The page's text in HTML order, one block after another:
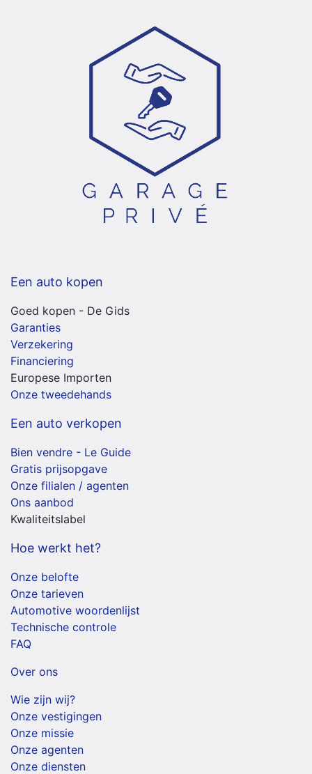
Een auto kopen
Goed kopen - De Gids
Garanties
Verzekering
Financiering
Europese Importen
Onze tweedehands
Een auto verkopen
Bien vendre - Le Guide
Gratis prijsopgave
Onze filialen / agenten
Ons aanbod
Kwaliteitslabel
Hoe werkt het?
Onze belofte
Onze tarieven
Automotive woordenlijst
Technische controle
FAQ
Over ons
Wie zijn wij?
Onze vestigingen
Onze missie
Onze agenten
Onze diensten